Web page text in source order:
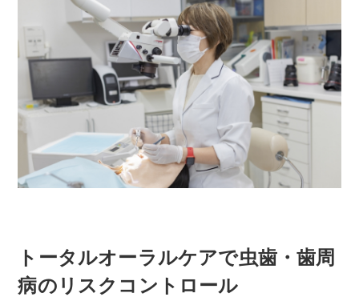
トータルオーラルケアで虫歯・歯周
病の リスクコントロール